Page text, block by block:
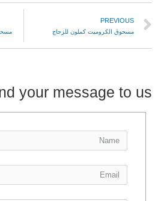
PREVIOUS
مسحوق الكروميت كملون للزجاج
your message to us: